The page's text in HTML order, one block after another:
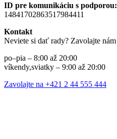
ID pre komunikáciu s podporou:
14841702863517984411
Kontakt
Neviete si dať rady? Zavolajte nám
po–pia – 8:00 až 20:00
víkendy,sviatky – 9:00 až 20:00
Zavolajte na +421 2 44 555 444